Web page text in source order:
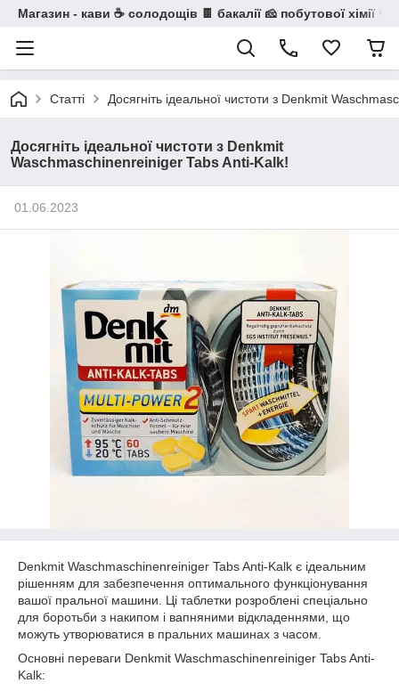
Магазин - кави ☕ солодощів 🍫 бакалії 🧀 побутової хімії 🧼
Статті Досягніть ідеальної чистоти з Denkmit
Досягніть ідеальної чистоти з Denkmit
Waschmaschinenreiniger Tabs Anti-Kalk!
01.06.2023
Denkmit Waschmaschinenreiniger Tabs Anti-Kalk є ідеальним
рішенням для забезпечення оптимального функціонування
вашої пральної машини. Ці таблетки розроблені спеціально
для боротьби з накипом і вапняними відкладеннями, що
можуть утворюватися в пральних машинах з часом.
Основні переваги Denkmit Waschmaschinenreiniger Tabs Anti-
Kalk: